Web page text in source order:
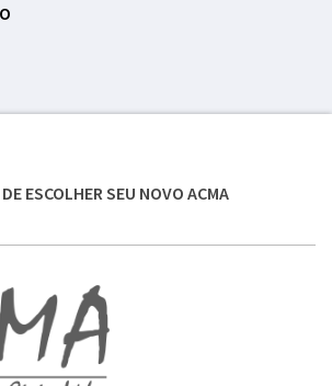
ESCOLHER SEU NOVO ACMA